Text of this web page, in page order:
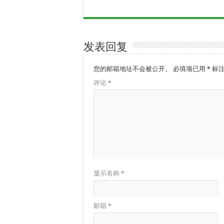
发表回复
您的邮箱地址不会被公开。 必填项已用 * 标
评论 *
显示名称 *
邮箱 *